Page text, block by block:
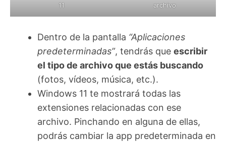
11
archivo
Dentro de la pantalla “Aplicaciones
predeterminadas”, tendrás que escribir
el tipo de archivo que estás buscando
(fotos, vídeos, música, etc.).
Windows 11 te mostrará todas las
extensiones relacionadas con ese
archivo. Pinchando en alguna de ellas,
podrás cambiar la app predeterminada en